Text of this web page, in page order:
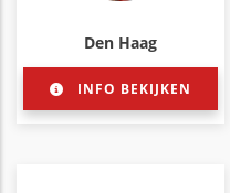
Den Haag
INFO BEKIJKEN